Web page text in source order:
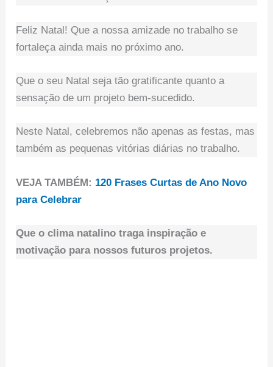
Feliz Natal! Que a nossa amizade no trabalho se
fortaleça ainda mais no próximo ano.
Que o seu Natal seja tão gratificante quanto a
sensação de um projeto bem-sucedido.
Neste Natal, celebremos não apenas as festas, mas
também as pequenas vitórias diárias no trabalho.
VEJA TAMBÉM: 120 Frases Curtas de Ano Novo
para Celebrar
Que o clima natalino traga inspiração e
motivação para nossos futuros projetos.